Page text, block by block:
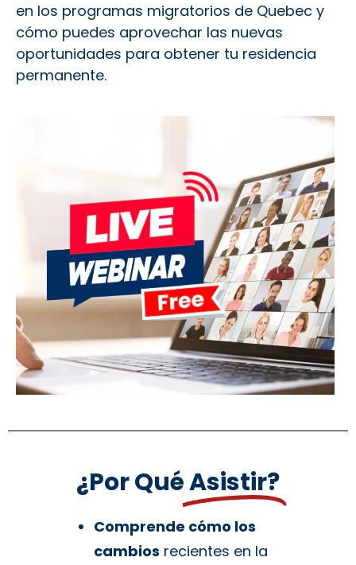
en los programas migratorios de Quebec y
cómo puedes aprovechar las nuevas
oportunidades para obtener tu residencia
permanente.
¿Por QuéAsistir?
Comprende cómo los
cambios recientes en la